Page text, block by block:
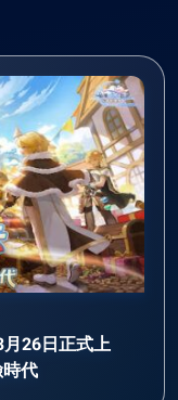
月26日正式上
代